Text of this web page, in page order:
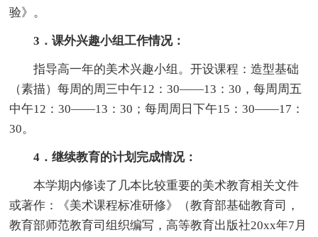
验》。
3．课外兴趣小组工作情况：
指导高一年的美术兴趣小组。开设课程：造型基础
（素描）每周的周三中午12：30——13：30，每周周五
中午12：30——13：30；每周周日下午15：30——17：
30。
4．继续教育的计划完成情况：
本学期内修读了几本比较重要的美术教育相关文件
或著作：《美术课程标准研修》（教育部基础教育司，
教育部师范教育司组织编写，高等教育出版社20xx年7月